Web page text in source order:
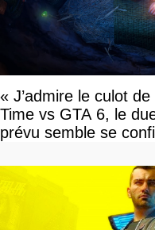
« J’admire le culot
Time vs GTA 6, le
prévu semble se